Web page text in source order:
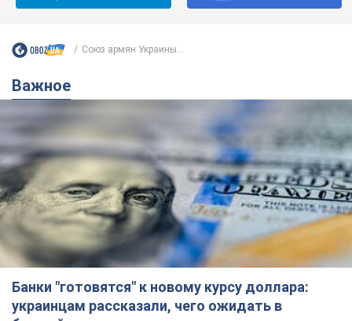
Союз армян Украины...
Важное
Банки "готовятся" к новому курсу доллара:
украинцам рассказали, чего ожидать в